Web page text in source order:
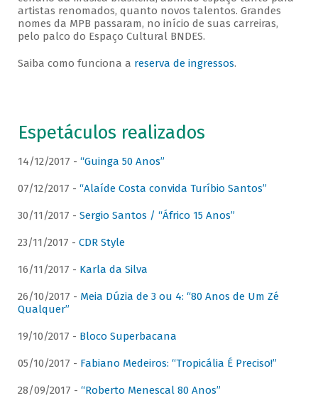
artistas renomados, quanto novos talentos. Grandes
nomes da MPB passaram, no início de suas carreiras,
pelo palco do Espaço Cultural BNDES.
Saiba como funciona a reserva de ingressos.
Espetáculos realizados
14/12/2017 - “Guinga 50 Anos”
07/12/2017 - “Alaíde Costa convida Turíbio Santos”
30/11/2017 - Sergio Santos / “Áfrico 15 Anos”
23/11/2017 - CDR Style
16/11/2017 - Karla da Silva
26/10/2017 - Meia Dúzia de 3 ou 4: “80 Anos de Um Zé
Qualquer”
19/10/2017 - Bloco Superbacana
05/10/2017 - Fabiano Medeiros: “Tropicália É Preciso!”
28/09/2017 - “Roberto Menescal 80 Anos”